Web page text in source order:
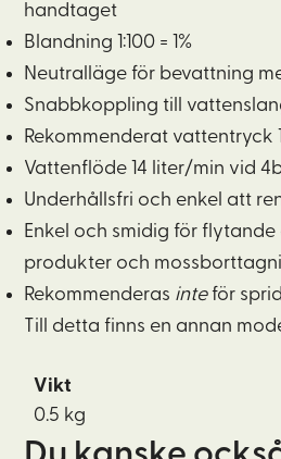
handtaget
Blandning 1:100 = 1%
Neutralläge för bevattning
Snabbkoppling till
Rekommenderat vattentryck
Vattenflöde 14 liter/min vid
Underhållsfri och enkel att
Enkel och smidig för
produkter och
Rekommenderas inteför
Till detta finns en annan
Vikt
0.5 kg